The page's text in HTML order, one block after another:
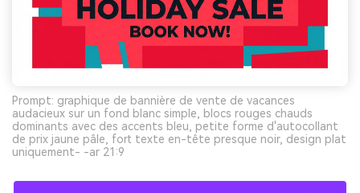
Prompt: graphique de bannière de vente de vacances
audacieux sur un fond blanc simple, blocs rouges chauds
dominants avec des accents bleu, petite forme d'autocollant
de prix jaune pâle, fort texte en-tête presque noir, design plat
uniquement- -ar 21:9